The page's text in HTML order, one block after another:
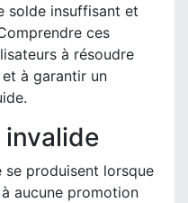
solde insuffisant et
ces
à résoudre
à garantir un
invalide
se produisent lorsque
aucune promotion